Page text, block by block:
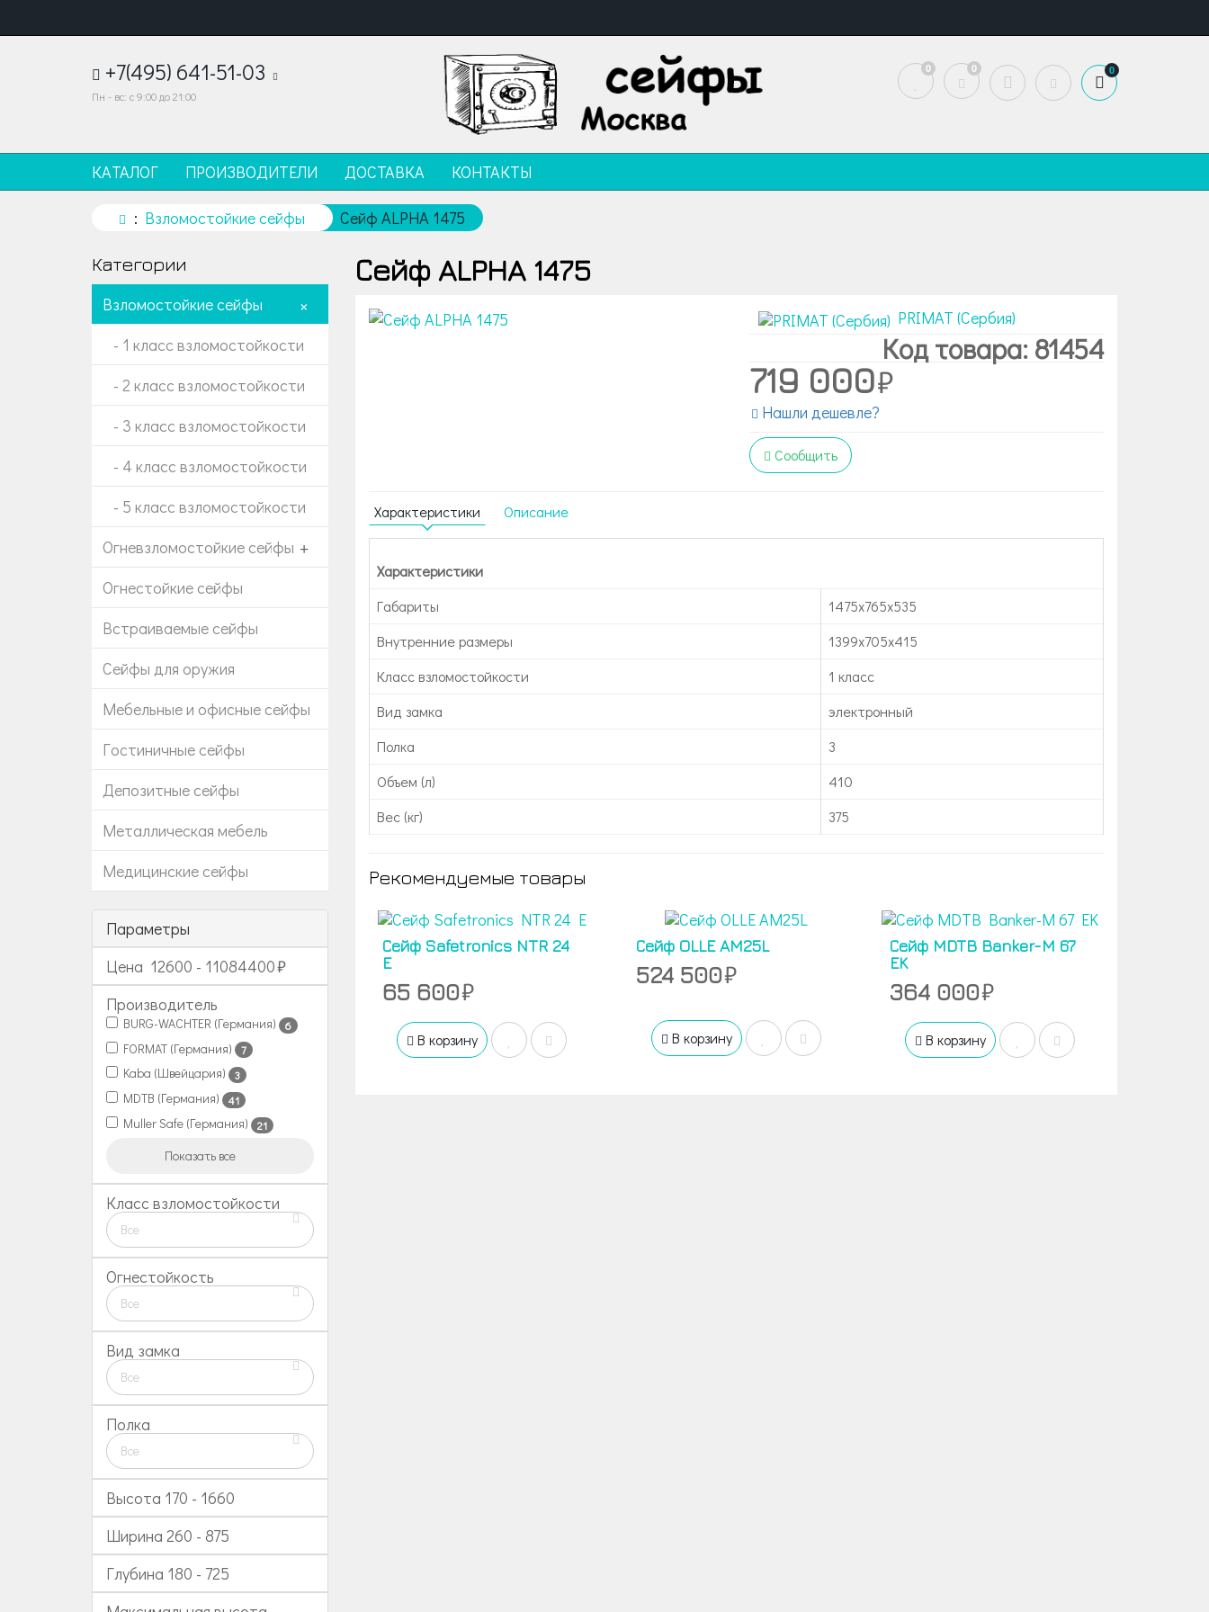
+7(495) 641-51-03
Пн - вс: с 9:00 до 21:00
0 0 0
КАТАЛОГ ПРОИЗВОДИТЕЛИ ДОСТАВКА КОНТАКТЫ
Взломостойкие сейфы Сейф ALPHA 1475
Категории
Взломостойкие сейфы +
- 1 класс взломостойкости
- 2 класс взломостойкости
- 3 класс взломостойкости
- 4 класс взломостойкости
- 5 класс взломостойкости
Огневзломостойкие сейфы +
Огнестойкие сейфы
Встраиваемые сейфы
Сейфы для оружия
Мебельные и офисные сейфы
Гостиничные сейфы
Депозитные сейфы
Металлическая мебель
Медицинские сейфы
Параметры
Цена 12600 - 11084400
Производитель
BURG-WACHTER (Германия) 6
FORMAT (Германия) 7
Kaba (Швейцария) 3
MDTB (Германия) 41
Muller Safe (Германия) 21
Показать все
Класс взломостойкости
Все
Огнестойкость
Все
Вид замка
Все
Полка
Все
Высота 170 - 1660
Ширина 260 - 875
Глубина 180 - 725
Сейф ALPHA 1475
PRIMAT (Сербия)
Код товара: 81454
719 000
Нашли дешевле?
Сообщить
Характеристики Описание
Характеристики
Габариты
1475х765х535
Внутренние размеры
1399х705х415
Класс взломостойкости
1 класс
Вид замка
электронный
Полка
3
Объем (л)
410
Вес (кг)
375
Рекомендуемые товары
Сейф Safetronics NTR 24
E
65 600
В корзину
Сейф OLLE AM25L
524 500
В корзину
Сейф MDTB Banker-M 67
EK
364 000
В корзину